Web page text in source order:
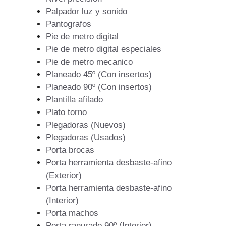
Palpador luz y sonido
Pantografos
Pie de metro digital
Pie de metro digital especiales
Pie de metro mecanico
Planeado 45º (Con insertos)
Planeado 90º (Con insertos)
Plantilla afilado
Plato torno
Plegadoras (Nuevos)
Plegadoras (Usados)
Porta brocas
Porta herramienta desbaste-afino
(Exterior)
Porta herramienta desbaste-afino
(Interior)
Porta machos